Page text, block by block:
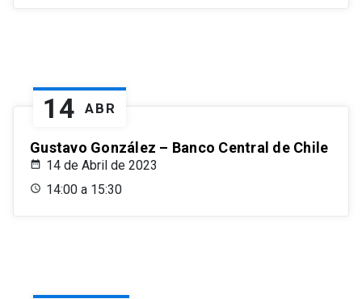
14 ABR
Gustavo González – Banco Central de Chile
14 de Abril de 2023
14:00 a 15:30